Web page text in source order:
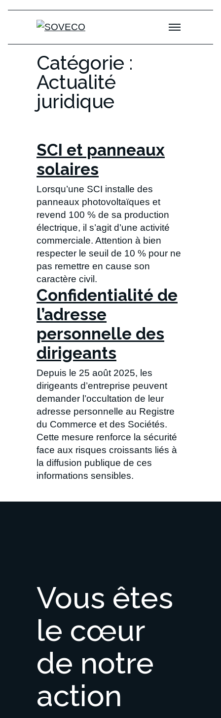
Catégorie :
Actualité
juridique
SCI et panneaux
solaires
Lorsqu’une SCI installe des
panneaux photovoltaïques et
revend 100 % de sa production
électrique, il s’agit d’une activité
commerciale. Attention à bien
respecter le seuil de 10 % pour ne
pas remettre en cause son
caractère civil.
Confidentialité de
l’adresse
personnelle des
dirigeants
Depuis le 25 août 2025, les
dirigeants d’entreprise peuvent
demander l’occultation de leur
adresse personnelle au Registre
du Commerce et des Sociétés.
Cette mesure renforce la sécurité
face aux risques croissants liés à
la diffusion publique de ces
informations sensibles.
Vous êtes
le cœur
de notre
action